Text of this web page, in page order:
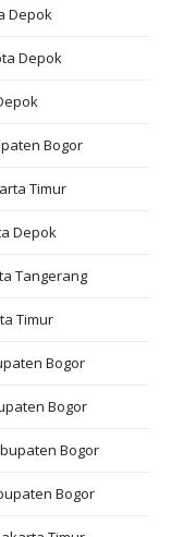
Depok
Depok
Bogor
Timur
Depok
Tangerang
Timur
Bogor
Bogor
Bogor
Bogor